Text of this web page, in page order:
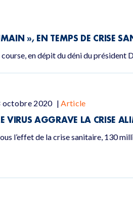
», EN TEMPS DE CRISE
en dépit du déni du président
octobre 2020 | Article
VIRUS AGGRAVE LA CRISE
l’effet de la crise sanitaire, 130